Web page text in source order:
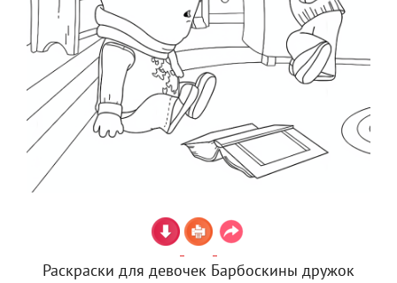
Раскраски для девочек Барбоскины дружок